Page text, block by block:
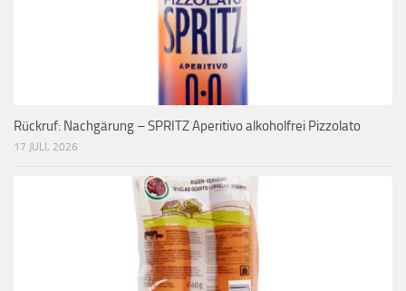
Rückruf: Nachgärung – SPRITZ Aperitivo alkoholfrei Pizzolato
17 JULI, 2026